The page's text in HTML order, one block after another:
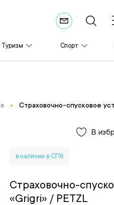
Туризм Спорт
Страховочно-спусковое
В
в наличии в СПб
Страховочно-
«Grigri» / PETZL